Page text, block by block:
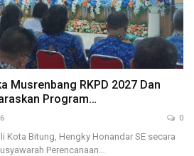
Musrenbang RKPD 2027 Dan
Program…
0
Kota Bitung, Hengky Honandar SE secara
Perencanaan…